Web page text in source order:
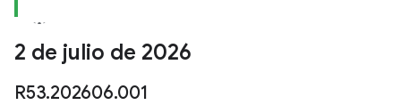
2 de julio de 2026
R53.202606.001